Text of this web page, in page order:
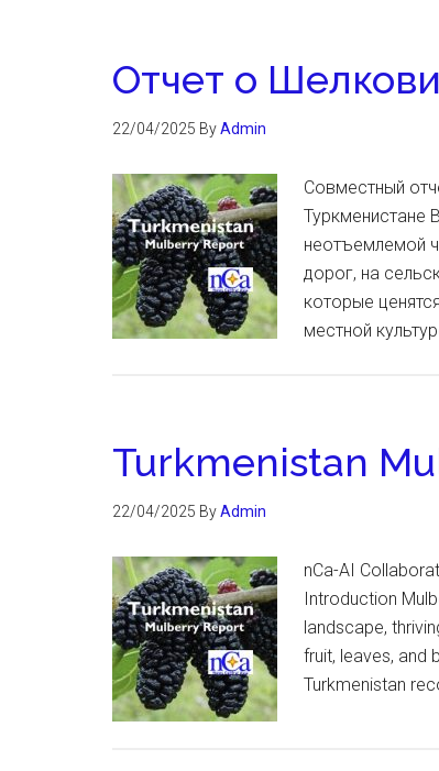
Отчет о
22/04/2025 ByAdmin
Совместный
Туркменистане
неотъемлемой
дорог, на
которые
местной
Turkmenistan
22/04/2025 ByAdmin
nCa-AI
Introduction
landscape,
fruit, leaves, and
Turkmenistan